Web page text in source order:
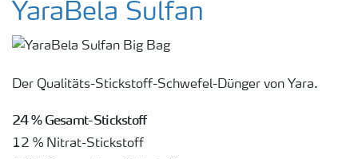
YaraBela Sulfan
Der Qualitäts-Stickstoff-Schwefel-Dünger von Yara.
24 % Gesamt-Stickstoff
12 % Nitrat-Stickstoff